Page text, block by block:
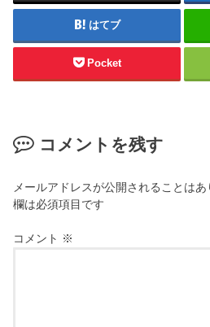
はてブ
Pocket
コメントを残す
メールアドレスが公開されることはあ
欄は必須項目です
コメント ※